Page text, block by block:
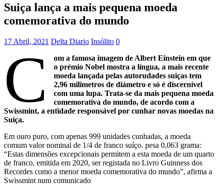
Suiça lança a mais pequena moeda
comemorativa do mundo
17 Abril, 2021 Delta Diario Insólito 0
C
om a famosa imagem de Albert Einstein em que
o prémio Nobel mostra a língua, a mais recente
moeda lançada pelas autorudades suiças tem
2,96 milimetros de diámetro e só é discernível
com uma lupa. Trata-se da mais pequena moeda
comemorativa do mundo, de acordo com a
Swissmint, a entidade responsável por cunhar novas moedas na
Suiça.
Em ouro puro, com apenas 999 unidades cunhadas, a moeda
comum valor nominal de 1/4 de franco suíço. pesa 0,063 grama:
“Estas dimensões excepcionais permitem a esta moeda de um quarto
de franco, emitida em 2020, ser registada no Livro Guinness dos
Recordes como a menor moeda comemorativa do mundo”, afirma a
Swissmint num comunicado